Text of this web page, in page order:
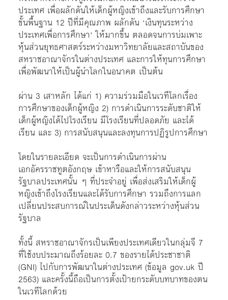
ประเทศ เพื่อผลักดันให้เด็กผู้หญิงเข้าถึงและรับการศึกษา
ขั้นพื้นฐาน 12 ปีที่มีคุณภาพ ผลักดัน ‘เงินทุนระหว่าง
ประเทศเพื่อการศึกษา’ ให้มากขึ้น ตลอดจนการบ่มเพาะ
หุ้นส่วนยุทธศาสตร์ระหว่างมหาวิทยาลัยและสถาบันของ
สหราชอาณาจักรในต่างประเทศ และการให้ทุนการศึกษา
เพื่อพัฒนาให้เป็นผู้นำโลกในอนาคต เป็นต้น
ผ่าน 3 เสาหลัก ได้แก่ 1) ความร่วมมือในเวทีโลกเรื่อง
การศึกษาของเด็กผู้หญิง 2) การดำเนินการระดับชาติให้
เด็กผู้หญิงได้ไปโรงเรียน มีโรงเรียนที่ปลอดภัย และได้
เรียน และ 3) การสนับสนุนและลงทุนการปฏิรูปการศึกษา
โดยในรายละเอียด จะเป็นการดำเนินการผ่าน
เอกอัครราชทูตอังกฤษ เข้าหารือและให้การสนับสนุน
รัฐบาลประเทศนั้น ๆ ที่ประจำอยู่ เพื่อส่งเสริมให้เด็กผู้
หญิงเข้าถึงโรงเรียนและได้รับการศึกษา รวมถึงการแลก
เปลี่ยนประสบการณ์ในประเด็นดังกล่าวระหว่างหุ้นส่วน
รัฐบาล
ทั้งนี้ สหราชอาณาจักรเป็นเพียงประเทศเดียวในกลุ่มจี 7
ที่ใช้งบประมาณถึงร้อยละ 0.7 ของรายได้ประชาชาติ
(GNI) ไปกับการพัฒนาในต่างประเทศ (ข้อมูล gov.uk ปี
2563) และครั้งนี้ถือเป็นการตั้งเป้ายกระดับบทบาทของตน
ในเวทีโลกด้วย